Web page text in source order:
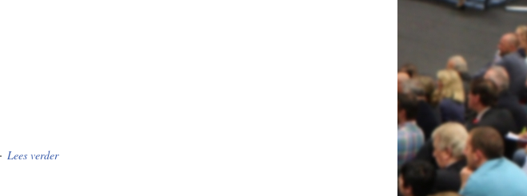
Lees verderover WK 2015